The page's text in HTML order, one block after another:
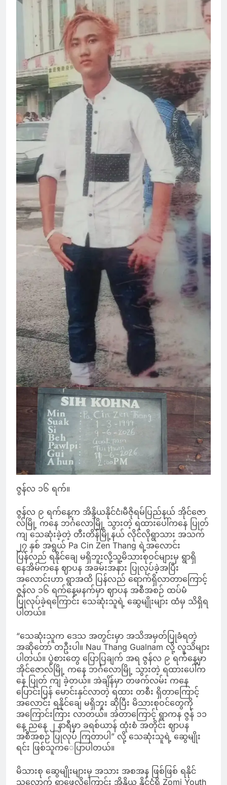
ဇွန်လ ၁၆ ရက်။
ဇွန်လ ၉ ရက်နေ့က အိန္ဒိယနိုင်ငံ၊မီဇိုရမ်ပြည်နယ် အိုင်ဇော
လ်မြို့ ကနေ ဘင်္ဂလောမြို့ သွားတဲ့ ရထားပေါ်ကနေ ပြုတ်
ကျ သေဆုံးခဲ့တဲ့ တီးတိန်မြို့နယ် လိုင်လိုရွာသား အသက်
၂၇ နှစ် အရွယ် Pa Cin Zen Thang ရဲ့အလောင်း
ပြန်လည် ရနိုင်ချေ မရှိဘူးလို့သူ့မိသားစုဝင်များမှ ရွာရှိ
နေအိမ်ကနေ ဈာပန အခမ်းအနား ပြုလုပ်ခဲ့အပြီး
အလောင်းဟာ ရွာအထိ ပြန်လည် ရောက်ရှိလာတာကြောင့်
ဇွန်လ ၁၆ ရက်နေ့မနက်မှာ ဈာပန အစီအစဉ် ထပ်မံ
ပြုလုပ်ခဲ့ရကြောင်း သေဆုံးသူရဲ့ ဆွေမျိုးများ ထံမှ သိရှိရ
ပါတယ်။
“သေဆုံးသူက ဒေသ အတွင်းမှာ အသိအမှတ်ပြုခံရတဲ့
အဆိုတော် တဦးပါ။ Nau Thang Gualnam လို့ လူသိများ
ပါတယ်။ ပွဲစားတွေ ပြောပြချက် အရ ဇွန်လ ၉ ရက်နေ့မှာ
အိုင်ဇောလ်မြို့ ကနေ ဘင်္ဂလောမြို့ သွားတဲ့ ရထားပေါ်က
နေ ပြုတ် ကျ ခဲ့တယ်။ အဲချိန်မှာ တဖက်လမ်း ကနေ
ပြောင်းပြန် မောင်းနှင်လာတဲ့ ရထား တစီး ရှိတာကြောင့်
အလောင်း ရနိုင်‌ချေ မရှိဘူး ဆိုပြီး မိသားစုဝင်တွေကို
အကြောင်းကြား လာတယ်။ အဲတာကြောင့် ရွာကန ဇွန် ၁၁
နေ့ ညနေ ၂ နာရီမှာ ခရစ်ယာန် ထုံးစံ အတိုင်း ဈာပန
အစီအစဉ် ပြုလုပ် ကြတာပါ” လို့ သေဆုံးသူရဲ့ ဆွေမျိုး
ရင်း ဖြစ်သူက​ေပြာပါတယ်။
မိသားစု ဆွေမျိုးများမှ အသား အစအန ဖြစ်ဖြစ် ရနိုင်
သလောက် ရှာဖွေလိုကြောင်း အိန္ဒိယ နိုင်ငံရှိ Zomi Youth